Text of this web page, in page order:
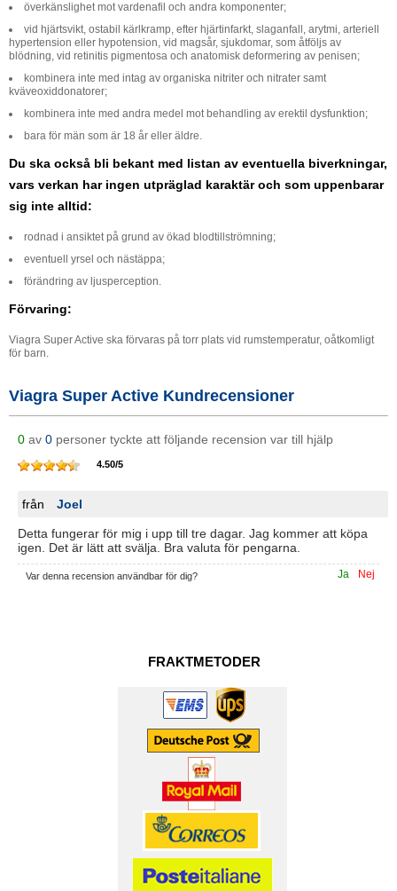
överkänslighet mot vardenafil och andra komponenter;
vid hjärtsvikt, ostabil kärlkramp, efter hjärtinfarkt, slaganfall, arytmi, arteriell
hypertension eller hypotension, vid magsår, sjukdomar, som åtföljs av
blödning, vid retinitis pigmentosa och anatomisk deformering av penisen;
kombinera inte med intag av organiska nitriter och nitrater samt
kväveoxiddonatorer;
kombinera inte med andra medel mot behandling av erektil dysfunktion;
bara för män som är 18 år eller äldre.
Du ska också bli bekant med listan av eventuella biverkningar,
vars verkan har ingen utpräglad karaktär och som uppenbarar
sig inte alltid:
rodnad i ansiktet på grund av ökad blodtillströmning;
eventuell yrsel och nästäppa;
förändring av ljusperception.
Förvaring:
Viagra Super Active ska förvaras på torr plats vid rumstemperatur, oåtkomligt
för barn.
Viagra Super Active Kundrecensioner
0 av 0 personer tyckte att följande recension var till hjälp
4.50/5
från Joel
Detta fungerar för mig i upp till tre dagar. Jag kommer att köpa
igen. Det är lätt att svälja. Bra valuta för pengarna.
Nej
Ja
Var denna recension användbar för dig?
FRAKTMETODER